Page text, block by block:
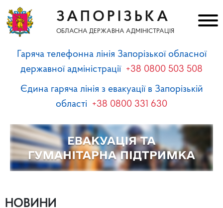
ЗАПОРІЗЬКА
ОБЛАСНА ДЕРЖАВНА АДМІНІСТРАЦІЯ
Гаряча телефонна лінія Запорізької обласної
державної адміністрації +38 0800 503 508
Єдина гаряча лінія з евакуації в Запорізькій
області +38 0800 331 630
НОВИНИ